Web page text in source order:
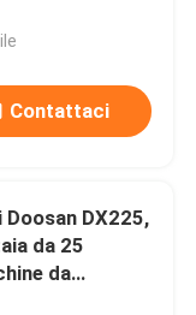
Contattaci
DX225,
da 25
da